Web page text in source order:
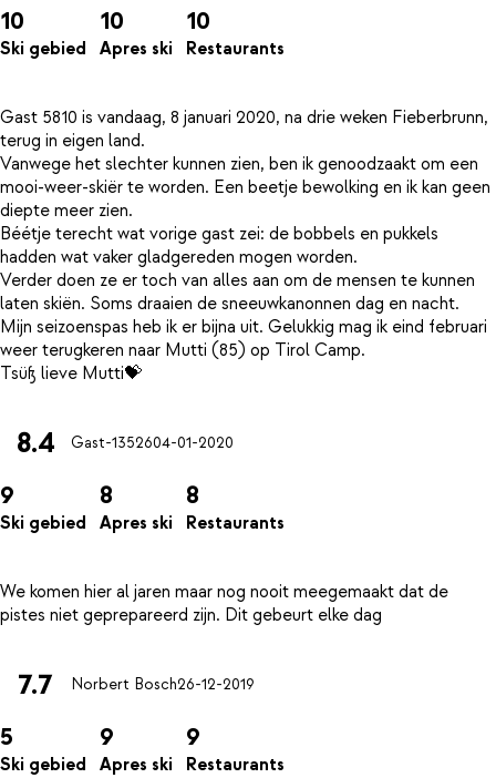
10
Ski gebied
10
Apres ski
10
Restaurants
Gast 5810 is vandaag, 8 januari 2020, na drie weken Fieberbrunn,
terug in eigen land.
Vanwege het slechter kunnen zien, ben ik genoodzaakt om een
mooi-weer-skiër te worden. Een beetje bewolking en ik kan geen
diepte meer zien.
Béétje terecht wat vorige gast zei: de bobbels en pukkels
hadden wat vaker gladgereden mogen worden.
Verder doen ze er toch van alles aan om de mensen te kunnen
laten skiën. Soms draaien de sneeuwkanonnen dag en nacht.
Mijn seizoenspas heb ik er bijna uit. Gelukkig mag ik eind februari
weer terugkeren naar Mutti (85) op Tirol Camp.
8.4 Gast-1352604-01-2020
9
Ski gebied
8
Apres ski
8
Restaurants
We komen hier al jaren maar nog nooit meegemaakt dat de
7.7 Norbert Bosch26-12-2019
5
Ski gebied
9
Apres ski
9
Restaurants